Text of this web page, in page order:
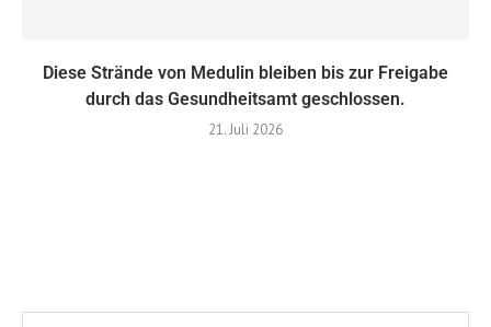
Diese Strände von Medulin bleiben bis zur Freigabe
durch das Gesundheitsamt geschlossen.
21. Juli 2026